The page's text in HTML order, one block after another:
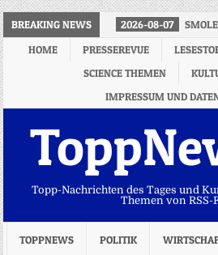
BREAKING NEWS 2026-08-07
HOME
PRESSEREVUE
SCIENCE THEMEN
IMPRESSUM UND
Topp-Nachrichten des Tages und
Themen von RSS-
TOPPNEWS POLITIK